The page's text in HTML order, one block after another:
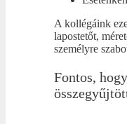
A kollégáink
lapostetőt,
személyre
Fontos,